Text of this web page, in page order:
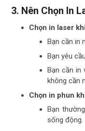
3. Nên Chọn In
Chọn in laser khi
Bạn cần in
Bạn yêu
Bạn cần in
không cần
Chọn in phun
Bạn
sống động.